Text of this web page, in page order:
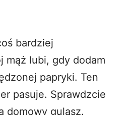
bardziej
mąż lubi, gdy dodam
papryki. Ten
pasuje. Sprawdzcie
domowy gulasz.